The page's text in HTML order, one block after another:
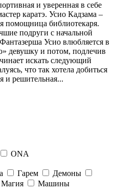
и уверенная в себе
каратэ. Усио Кадзама –
помощница библиотекаря.
подруги с начальной
Усио влюбляется в
девушку и потом, подлечив
искать следующий
что так хотела добиться
и решительная...
ONA
Гарем
Демоны
Магия Машины